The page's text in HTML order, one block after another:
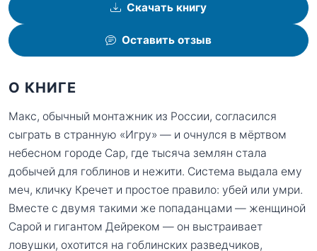
Скачать книгу
Оставить отзыв
О КНИГЕ
Макс, обычный монтажник из России, согласился
сыграть в странную «Игру» — и очнулся в мёртвом
небесном городе Сар, где тысяча землян стала
добычей для гоблинов и нежити. Система выдала ему
меч, кличку Кречет и простое правило: убей или умри.
Вместе с двумя такими же попаданцами — женщиной
Сарой и гигантом Дейреком — он выстраивает
ловушки, охотится на гоблинских разведчиков,